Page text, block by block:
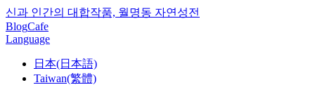
신과 인간의 대합작품, 월명동 자연성전
BlogCafe
Language
日本(日本語)
Taiwan(繁體)